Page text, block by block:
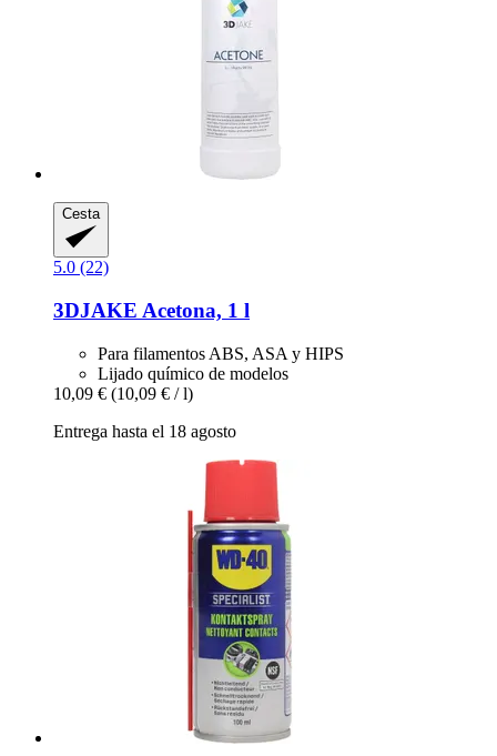
Cesta
5.0 (22)
3DJAKE Acetona, 1 l
Para filamentos ABS, ASA y HIPS
Lijado químico de modelos
10,09 € (10,09 € / l)
Entrega hasta el 18 agosto